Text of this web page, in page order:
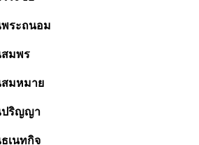
พระถนอม
สมพร
สมหมาย
ปริญญา
เนทกิจ